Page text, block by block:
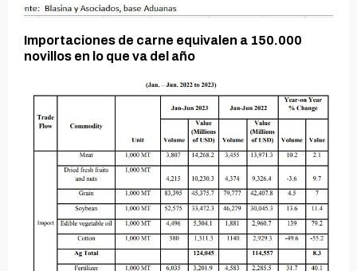
Importaciones de carne equivalen a 150.000
novillos en lo que va del año